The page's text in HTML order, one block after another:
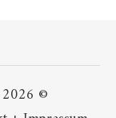
2026 ©